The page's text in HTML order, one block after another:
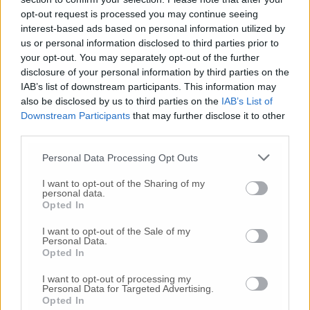
opt-out request is processed you may continue seeing
interest-based ads based on personal information utilized by
us or personal information disclosed to third parties prior to
your opt-out. You may separately opt-out of the further
disclosure of your personal information by third parties on the
IAB’s list of downstream participants. This information may
also be disclosed by us to third parties on the IAB’s List of
Downstream Participants that may further disclose it to other
Personal Data Processing Opt Outs
I want to opt-out of the Sharing of my
personal data.
Opted In
I want to opt-out of the Sale of my
Personal Data.
Opted In
I want to opt-out of processing my
Personal Data for Targeted Advertising.
Opted In
Commenti
Commenta
Commenta l'articolo
Gli articoli più letti
24 Lug-Bimbi costretti a colpirsi da soli